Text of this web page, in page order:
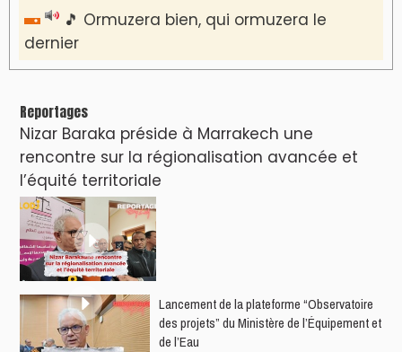
🎵 Ormuzera bien, qui ormuzera le
dernier
Reportages
Nizar Baraka préside à Marrakech une
rencontre sur la régionalisation avancée et
l’équité territoriale
​Lancement de la plateforme “Observatoire
des projets” du Ministère de l’Équipement et
de l’Eau